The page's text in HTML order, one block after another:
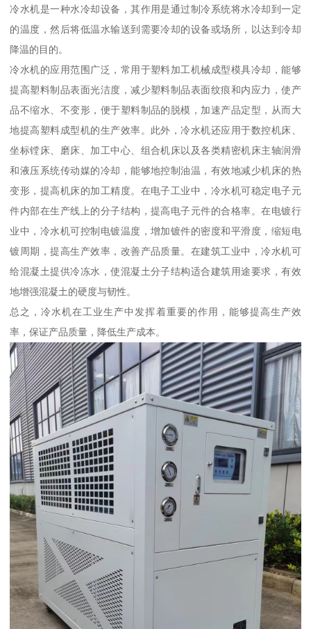
冷水机是一种水冷却设备，其作用是通过制冷系统将水冷却到一定
的温度，然后将低温水输送到需要冷却的设备或场所，以达到冷却
降温的目的。
冷水机的应用范围广泛，常用于塑料加工机械成型模具冷却，能够
提高塑料制品表面光洁度，减少塑料制品表面纹痕和内应力，使产
品不缩水、不变形，便于塑料制品的脱模，加速产品定型，从而大
地提高塑料成型机的生产效率。此外，冷水机还应用于数控机床、
坐标镗床、磨床、加工中心、组合机床以及各类精密机床主轴润滑
和液压系统传动媒的冷却，能够地控制油温，有效地减少机床的热
变形，提高机床的加工精度。在电子工业中，冷水机可稳定电子元
件内部在生产线上的分子结构，提高电子元件的合格率。在电镀行
业中，冷水机可控制电镀温度，增加镀件的密度和平滑度，缩短电
镀周期，提高生产效率，改善产品质量。在建筑工业中，冷水机可
给混凝土提供冷冻水，使混凝土分子结构适合建筑用途要求，有效
地增强混凝土的硬度与韧性。
总之，冷水机在工业生产中发挥着重要的作用，能够提高生产效
率，保证产品质量，降低生产成本。